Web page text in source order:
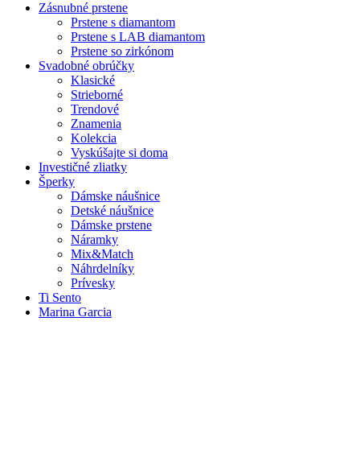
Zásnubné prstene
Prstene s diamantom
Prstene s LAB diamantom
Prstene so zirkónom
Svadobné obrúčky
Klasické
Strieborné
Trendové
Znamenia
Kolekcia
Vyskúšajte si doma
Investičné zliatky
Šperky
Dámske náušnice
Detské náušnice
Dámske prstene
Náramky
Mix&Match
Náhrdelníky
Prívesky
Ti Sento
Marina Garcia